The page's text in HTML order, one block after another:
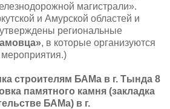
магистрали».
и Амурской областей и
региональные
, в которые организуются
строителям БАМа в г. Тында 8
памятного камня (закладка
БАМа) в г.